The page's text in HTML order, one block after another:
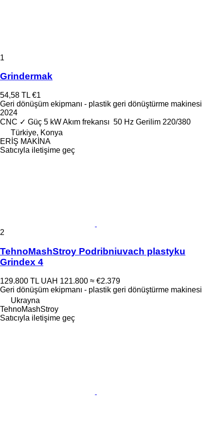
1
Grindermak
54,58 TL €1
Geri dönüşüm ekipmanı - plastik geri dönüştürme makinesi
2024
CNC ✓ Güç 5 kWAkım frekansı 50 Hz Gerilim 220/380
Türkiye, Konya
ERİŞ MAKİNA
Satıcıyla iletişime geç
2
TehnoMashStroy Podribniuvach plastyku
Grindex 4
129.800 TL UAH 121.800 ≈ €2.379
Geri dönüşüm ekipmanı - plastik geri dönüştürme makinesi
Ukrayna
TehnoMashStroy
Satıcıyla iletişime geç